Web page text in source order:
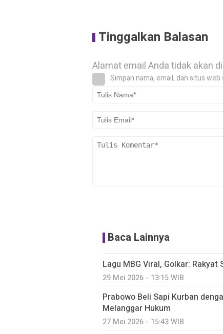
Tinggalkan Balasan
Alamat email Anda tidak akan
Simpan nama, email, dan situs
Baca Lainnya
Lagu MBG Viral, Golkar: Rakyat
29 Mei 2026 - 13:15 WIB
Prabowo Beli Sapi Kurban
Melanggar Hukum
27 Mei 2026 - 15:43 WIB